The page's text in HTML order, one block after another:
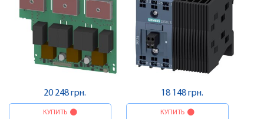
20 248 грн.
КУПИТЬ
18 148 грн.
КУПИТЬ